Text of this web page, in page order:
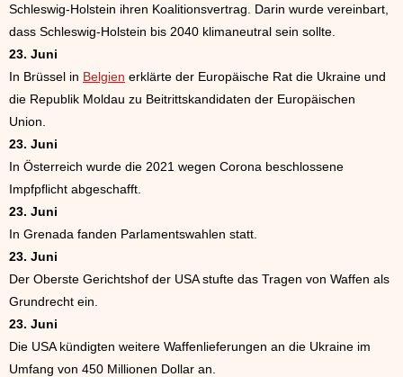
Schleswig-Holstein ihren Koalitionsvertrag. Darin wurde vereinbart,
dass Schleswig-Holstein bis 2040 klimaneutral sein sollte.
23. Juni
In Brüssel in Belgien erklärte der Europäische Rat die Ukraine und
die Republik Moldau zu Beitrittskandidaten der Europäischen
Union.
23. Juni
In Österreich wurde die 2021 wegen Corona beschlossene
Impfpflicht abgeschafft.
23. Juni
In Grenada fanden Parlamentswahlen statt.
23. Juni
Der Oberste Gerichtshof der USA stufte das Tragen von Waffen als
Grundrecht ein.
23. Juni
Die USA kündigten weitere Waffenlieferungen an die Ukraine im
Umfang von 450 Millionen Dollar an.